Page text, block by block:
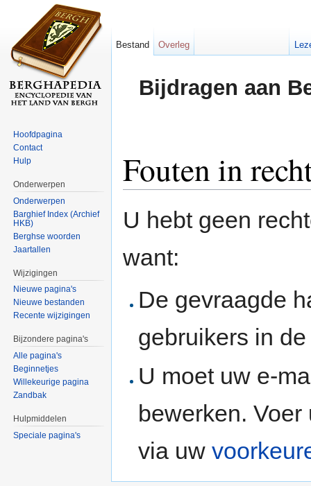
Bijdragen aan
Fouten in
U hebt geen
want:
De gevraagde
gebruikers in
U moet uw e-
bewerken.
via uw
Bestand Overleg
Hoofdpagina
Contact
Hulp
Onderwerpen
Onderwerpen
Barghief Index (Archief
HKB)
Berghse woorden
Jaartallen
Wijzigingen
Nieuwe pagina's
Nieuwe bestanden
Recente wijzigingen
Bijzondere pagina's
Alle pagina's
Beginnetjes
Willekeurige pagina
Zandbak
Hulpmiddelen
Speciale pagina's